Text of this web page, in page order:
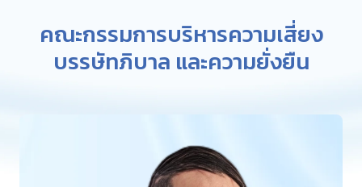
เกี่ยวกับ TTW
คณะกรรมการบริหารความเสี่ยง
บรรษัทภิบาล และความยั่งยืน